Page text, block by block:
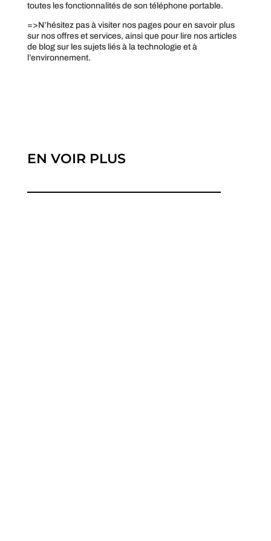
toutes les fonctionnalités de son téléphone portable.
=>N’hésitez pas à visiter nos pages pour en savoir plus
sur nos offres et services, ainsi que pour lire nos articles
de blog sur les sujets liés à la technologie et à
l’environnement.
EN VOIR PLUS